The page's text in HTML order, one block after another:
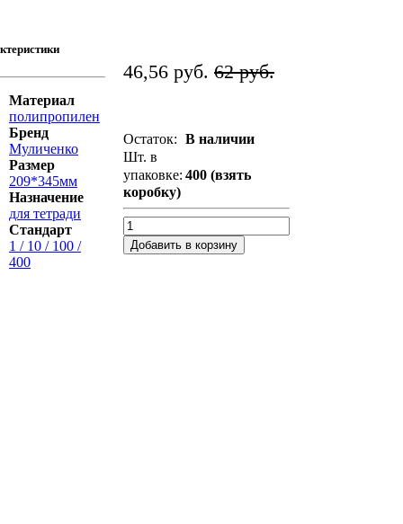
Материал
полипропилен
Бренд
Муличенко
Размер
209*345мм
Назначение
для тетради
Стандарт
1 / 10 / 100 /
400
46,56 руб. 62 руб.
Остаток: В наличии
Шт. в
упаковке: 400 (взять
коробку)
Добавить в корзину